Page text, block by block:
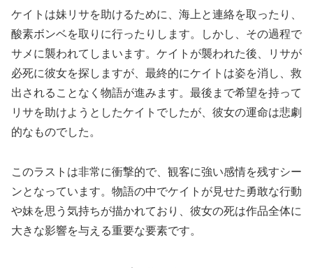
ケイトは妹リサを助けるために、海上と連絡を取ったり、
酸素ボンベを取りに行ったりします。しかし、その過程で
サメに襲われてしまいます。ケイトが襲われた後、リサが
必死に彼女を探しますが、最終的にケイトは姿を消し、救
出されることなく物語が進みます。最後まで希望を持って
リサを助けようとしたケイトでしたが、彼女の運命は悲劇
的なものでした。
このラストは非常に衝撃的で、観客に強い感情を残すシー
ンとなっています。物語の中でケイトが見せた勇敢な行動
や妹を思う気持ちが描かれており、彼女の死は作品全体に
大きな影響を与える重要な要素です。